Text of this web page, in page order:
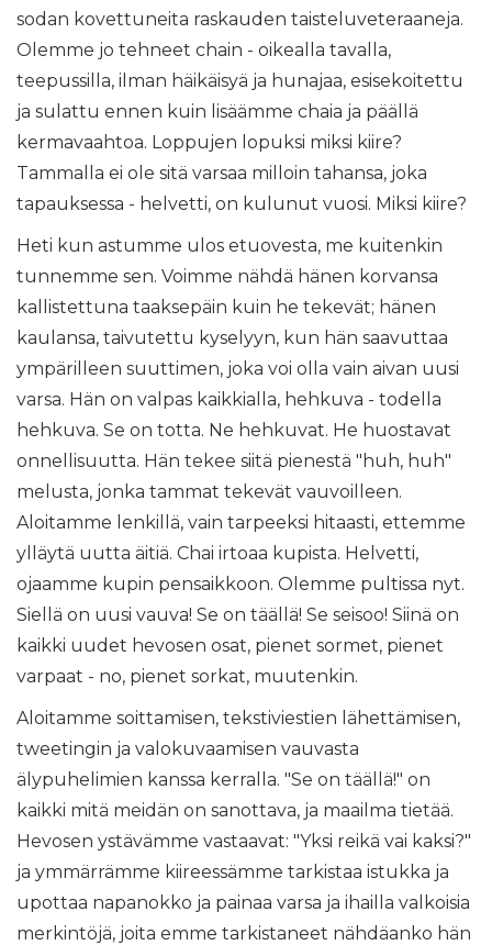
sodan kovettuneita raskauden taisteluveteraaneja.
Olemme jo tehneet chain - oikealla tavalla,
teepussilla, ilman häikäisyä ja hunajaa, esisekoitettu
ja sulattu ennen kuin lisäämme chaia ja päällä
kermavaahtoa. Loppujen lopuksi miksi kiire?
Tammalla ei ole sitä varsaa milloin tahansa, joka
tapauksessa - helvetti, on kulunut vuosi. Miksi kiire?
Heti kun astumme ulos etuovesta, me kuitenkin
tunnemme sen. Voimme nähdä hänen korvansa
kallistettuna taaksepäin kuin he tekevät; hänen
kaulansa, taivutettu kyselyyn, kun hän saavuttaa
ympärilleen suuttimen, joka voi olla vain aivan uusi
varsa. Hän on valpas kaikkialla, hehkuva - todella
hehkuva. Se on totta. Ne hehkuvat. He huostavat
onnellisuutta. Hän tekee siitä pienestä "huh, huh"
melusta, jonka tammat tekevät vauvoilleen.
Aloitamme lenkillä, vain tarpeeksi hitaasti, ettemme
ylläytä uutta äitiä. Chai irtoaa kupista. Helvetti,
ojaamme kupin pensaikkoon. Olemme pultissa nyt.
Siellä on uusi vauva! Se on täällä! Se seisoo! Siinä on
kaikki uudet hevosen osat, pienet sormet, pienet
varpaat - no, pienet sorkat, muutenkin.
Aloitamme soittamisen, tekstiviestien lähettämisen,
tweetingin ja valokuvaamisen vauvasta
älypuhelimien kanssa kerralla. "Se on täällä!" on
kaikki mitä meidän on sanottava, ja maailma tietää.
Hevosen ystävämme vastaavat: "Yksi reikä vai kaksi?"
ja ymmärrämme kiireessämme tarkistaa istukka ja
upottaa napanokko ja painaa varsa ja ihailla valkoisia
merkintöjä, joita emme tarkistaneet nähdäanko hän